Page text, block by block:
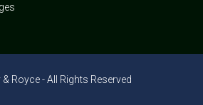
Royce - All Rights Reserved